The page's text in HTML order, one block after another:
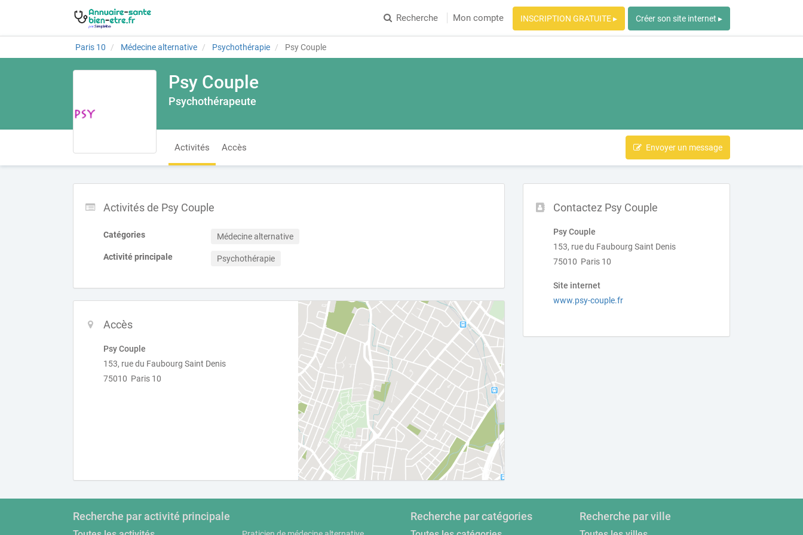
Recherche Mon compte INSCRIPTION GRATUITE ▸ Créer son site internet ▸
Paris 10 Médecine alternative Psychothérapie Psy Couple
Psy Couple
Psychothérapeute
Activités Accès Envoyer un message
Contactez Psy Couple
Psy Couple
153, rue du Faubourg Saint Denis
75010 Paris 10
Site internet
www.psy-couple.fr
Activités de Psy Couple
Catégories Médecine alternative
Activité principale Psychothérapie
Accès
Psy Couple
153, rue du Faubourg Saint Denis
75010 Paris 10
Recherche par activité principale Recherche par catégories Recherche par ville